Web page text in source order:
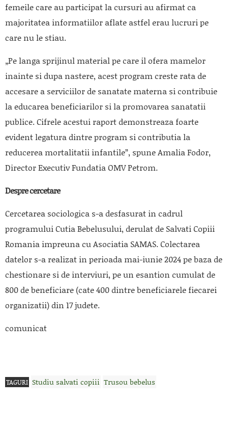
femeile care au participat la cursuri au afirmat ca
majoritatea informatiilor aflate astfel erau lucruri pe
care nu le stiau.
„Pe langa sprijinul material pe care il ofera mamelor
inainte si dupa nastere, acest program creste rata de
accesare a serviciilor de sanatate materna si contribuie
la educarea beneficiarilor si la promovarea sanatatii
publice. Cifrele acestui raport demonstreaza foarte
evident legatura dintre program si contributia la
reducerea mortalitatii infantile”, spune Amalia Fodor,
Director Executiv Fundatia OMV Petrom.
Despre cercetare
Cercetarea sociologica s-a desfasurat in cadrul
programului Cutia Bebelusului, derulat de Salvati Copiii
Romania impreuna cu Asociatia SAMAS. Colectarea
datelor s-a realizat in perioada mai-iunie 2024 pe baza de
chestionare si de interviuri, pe un esantion cumulat de
800 de beneficiare (cate 400 dintre beneficiarele fiecarei
organizatii) din 17 judete.
comunicat
TAGURI Studiu salvati copiii Trusou bebelus